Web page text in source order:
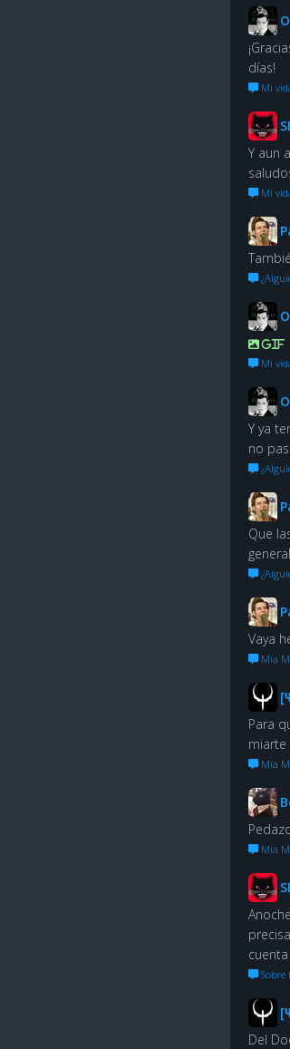
días!
Mi
Y aun
Mi
GIF
Mi
Y ya
no
Que
general
Vaya
Mia
Para
miarte
Mia
Mia
Sobre
Del